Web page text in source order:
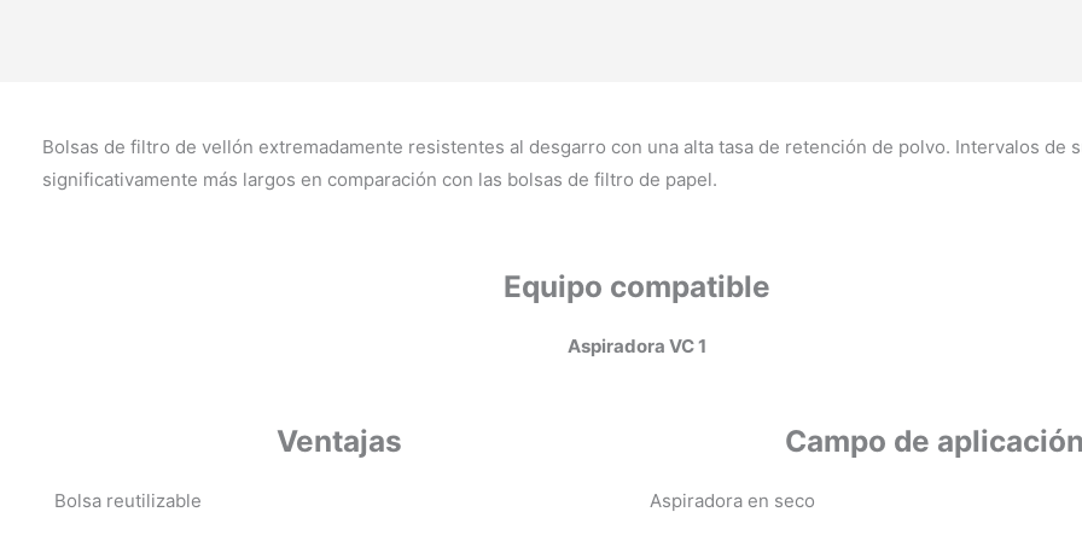
Bolsas de filtro de vellón extremadamente resistentes al desgarro con una alta tasa de retención de polvo. Intervalos de
significativamente más largos en comparación con las bolsas de filtro de papel.
Equipo compatible
Aspiradora VC 1
Ventajas
Bolsa reutilizable
Campo de aplicación
Aspiradora en seco